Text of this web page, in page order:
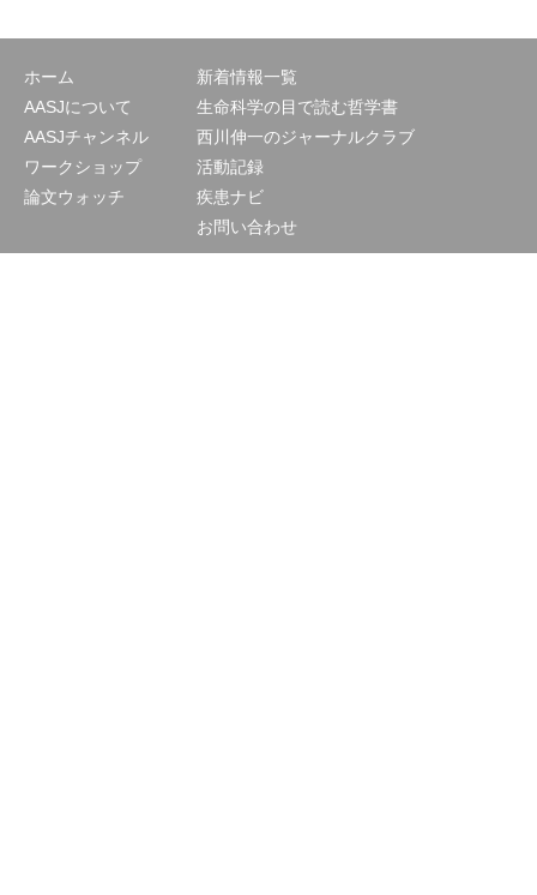
ホーム
AASJについて
AASJチャンネル
ワークショップ
論文ウォッチ
新着情報一覧
生命科学の目で読む哲学書
西川伸一のジャーナルクラブ
活動記録
疾患ナビ
お問い合わせ